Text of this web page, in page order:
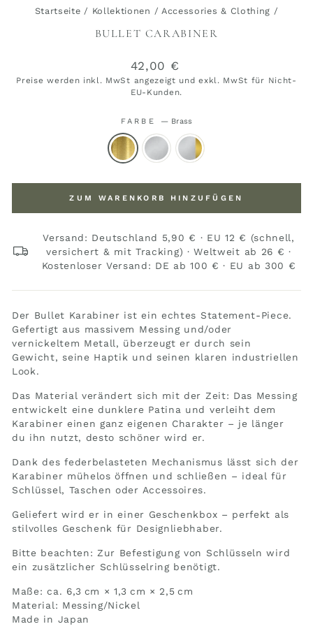
Startseite / Kollektionen / Accessories & Clothing /
BULLET CARABINER
Normaler
Preis
42,00 €
Preise werden inkl. MwSt angezeigt und exkl. MwSt für Nicht-
EU-Kunden.
FARBE — Brass
ZUM WARENKORB HINZUFÜGEN
Versand: Deutschland 5,90 € · EU 12 € (schnell,
versichert & mit Tracking) · Weltweit ab 26 € ·
Kostenloser Versand: DE ab 100 € · EU ab 300 €
Der Bullet Karabiner ist ein echtes Statement-Piece.
Gefertigt aus massivem Messing und/oder
vernickeltem Metall, überzeugt er durch sein
Gewicht, seine Haptik und seinen klaren industriellen
Look.
Das Material verändert sich mit der Zeit: Das Messing
entwickelt eine dunklere Patina und verleiht dem
Karabiner einen ganz eigenen Charakter – je länger
du ihn nutzt, desto schöner wird er.
Dank des federbelasteten Mechanismus lässt sich der
Karabiner mühelos öffnen und schließen – ideal für
Schlüssel, Taschen oder Accessoires.
Geliefert wird er in einer Geschenkbox – perfekt als
stilvolles Geschenk für Designliebhaber.
Bitte beachten: Zur Befestigung von Schlüsseln wird
ein zusätzlicher Schlüsselring benötigt.
Maße: ca. 6,3 cm × 1,3 cm × 2,5 cm
Material: Messing/Nickel
Made in Japan